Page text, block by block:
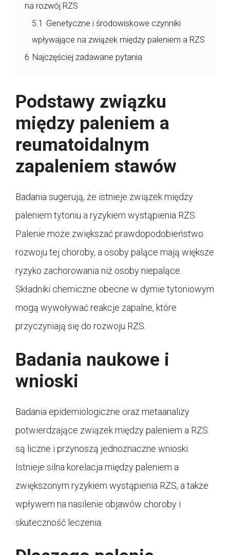
na rozwój RZS
5.1 Genetyczne i środowiskowe czynniki
wpływające na związek między paleniem a RZS
6 Najczęściej zadawane pytania
Podstawy związku
między paleniem a
reumatoidalnym
zapaleniem stawów
Badania sugerują, że istnieje związek między
paleniem tytoniu a ryzykiem wystąpienia RZS.
Palenie może zwiększać prawdopodobieństwo
rozwoju tej choroby, a osoby palące mają większe
ryzyko zachorowania niż osoby niepalące.
Składniki chemiczne obecne w dymie tytoniowym
mogą wywoływać reakcje zapalne, które
przyczyniają się do rozwoju RZS.
Badania naukowe i
wnioski
Badania epidemiologiczne oraz metaanalizy
potwierdzające związek między paleniem a RZS
są liczne i przynoszą jednoznaczne wnioski.
Istnieje silna korelacja między paleniem a
zwiększonym ryzykiem wystąpienia RZS, a także
wpływem na nasilenie objawów choroby i
skuteczność leczenia.